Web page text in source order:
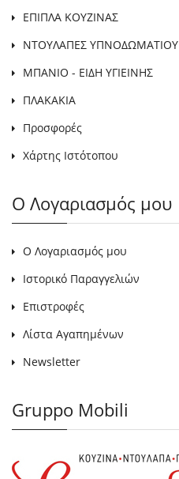
ΕΠΙΠΛΑ ΚΟΥΖΙΝΑΣ
ΝΤΟΥΛΑΠΕΣ ΥΠΝΟΔΩΜΑΤΙΟΥ
ΜΠΑΝΙΟ - ΕΙΔΗ ΥΓΙΕΙΝΗΣ
ΠΛΑΚΑΚΙΑ
Προσφορές
Χάρτης Ιστότοπου
Ο Λογαριασμός μου
Ο Λογαριασμός μου
Ιστορικό Παραγγελιών
Επιστροφές
Λίστα Αγαπημένων
Newsletter
Gruppo Mobili